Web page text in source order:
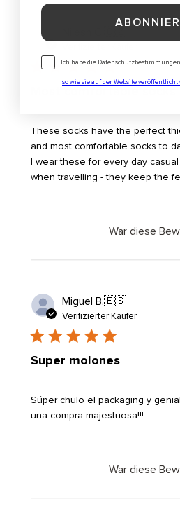
These socks have the perfect
and most comfortable socks to
I wear these for every day
when travelling - they keep the
War diese
Miguel B.🇪🇸
Verifizierter Käufer
Super molones
Súper chulo el packaging y
una compra majestuosa!!!
War diese
Consentimiento
Ich habe die
so wie sie auf der Website veröffentlicht